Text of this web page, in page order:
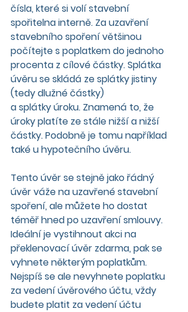
čísla, které si volí stavební
spořitelna interně. Za uzavření
stavebního spoření většinou
počítejte s poplatkem do jednoho
procenta z cílové částky. Splátka
úvěru se skládá ze splátky jistiny
(tedy dlužné částky)
a splátky úroku. Znamená to, že
úroky platíte ze stále nižší a nižší
částky. Podobně je tomu například
také u hypotečního úvěru.
Tento úvěr se stejně jako řádný
úvěr váže na uzavřené stavební
spoření, ale můžete ho dostat
téměř hned po uzavření smlouvy.
Ideální je vystihnout akci na
překlenovací úvěr zdarma, pak se
vyhnete některým poplatkům.
Nejspíš se ale nevyhnete poplatku
za vedení úvěrového účtu, vždy
budete platit za vedení účtu